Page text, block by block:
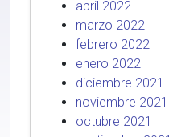
abril 2022
marzo 2022
febrero 2022
enero 2022
diciembre 2021
noviembre 2021
octubre 2021